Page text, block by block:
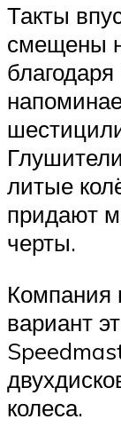
Такты
смещены
литые
придают
черты.
Компания
вариант
колеса.